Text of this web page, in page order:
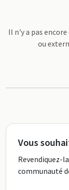
Il n'y a pas
ou
Vous
Revendiquez-
communauté